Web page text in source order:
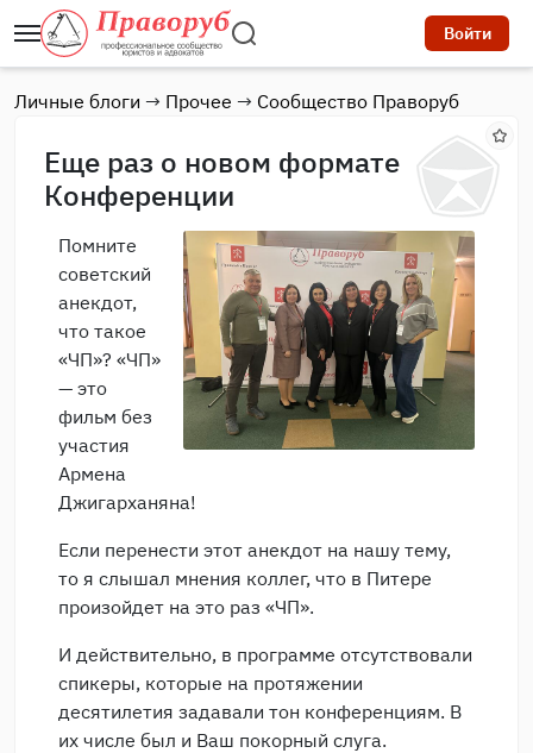
Войти
Личные блоги → Прочее → Сообщество Праворуб
Еще раз о новом формате
Конференции
Помните
советский
анекдот,
что такое
«ЧП»? «ЧП»
— это
фильм без
участия
Армена
Джигарханяна!
Если перенести этот анекдот на нашу тему,
то я слышал мнения коллег, что в Питере
произойдет на это раз «ЧП».
И действительно, в программе отсутствовали
спикеры, которые на протяжении
десятилетия задавали тон конференциям. В
их числе был и Ваш покорный слуга.